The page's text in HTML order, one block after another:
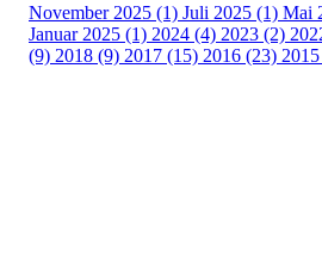
November 2025 (1) Juli 2025 (1) Mai
Januar 2025 (1) 2024 (4) 2023 (2)
(9) 2018 (9) 2017 (15) 2016 (23)